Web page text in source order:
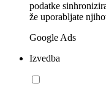
podatke
že uporabljate
Google Ads
Izvedba